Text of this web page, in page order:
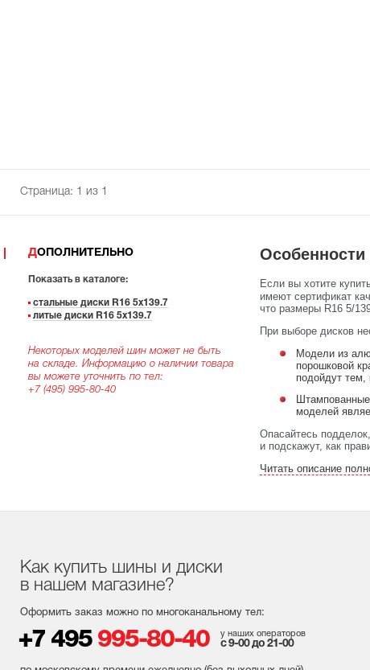
Страница: 1 из 1
ДОПОЛНИТЕЛЬНО
Показать в каталоге:
стальные диски R16 5x139.7
литые диски R16 5x139.7
Некоторых моделей шин может не быть
на складе. Информацию о наличии товара
вы можете уточнить по тел:
+7 (495) 995-80-40
Особенности
Если вы хотите
имеют сертификат
что размеры R16 5/
При выборе дисков
Модели из
порошковой
подойдут тем,
Штампованные
моделей
Опасайтесь
и подскажут, как
Читать описание
Как купить шины и диски
в нашем магазине?
Оформить заказ можно по многоканальному тел:
+7 495 995-80-40 у наших операторов
с 9-00 до 21-00